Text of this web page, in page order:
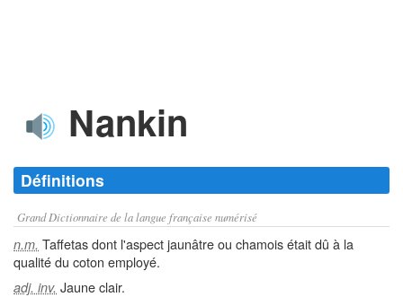
Nankin
Définitions
Grand Dictionnaire de la langue française numérisé
n.m. Taffetas dont l'aspect jaunâtre ou chamois était dû à la
qualité du coton employé.
adj. inv. Jaune clair.